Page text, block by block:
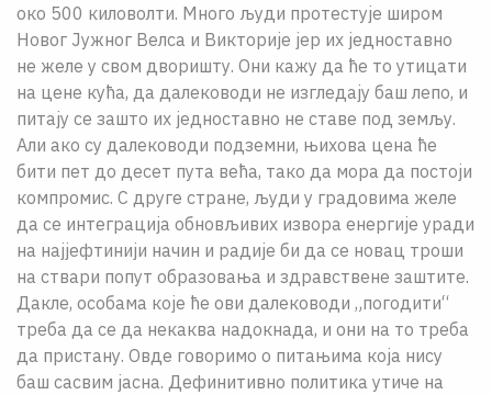
око 500 киловолти. Много људи протестује широм
Новог Јужног Велса и Викторије јер их једноставно
не желе у свом дворишту. Они кажу да ће то утицати
на цене кућа, да далеководи не изгледају баш лепо, и
питају се зашто их једноставно не ставе под земљу.
Али ако су далеководи подземни, њихова цена ће
бити пет до десет пута већа, тако да мора да постоји
компромис. С друге стране, људи у градовима желе
да се интеграција обновљивих извора енергије уради
на најјефтинији начин и радије би да се новац троши
на ствари попут образовања и здравствене заштите.
Дакле, особама које ће ови далеководи „погодити“
треба да се да некаква надокнада, и они на то треба
да пристану. Овде говоримо о питањима која нису
баш сасвим јасна. Дефинитивно политика утиче на